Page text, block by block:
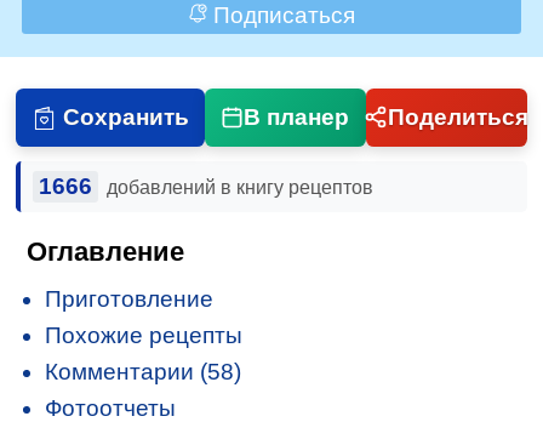
Подписаться
Сохранить В планер Поделиться
1666 добавлений в книгу рецептов
Оглавление
Приготовление
Похожие рецепты
Комментарии (58)
Фотоотчеты